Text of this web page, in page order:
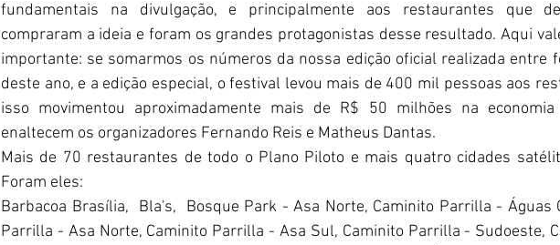
fundamentais na divulgação, e principalmente aos restaurantes que
compraram a ideia e foram os grandes protagonistas desse resultado. Aqui
importante: se somarmos os números da nossa edição oficial realizada entre
deste ano, e a edição especial, o festival levou mais de 400 mil pessoas aos
isso movimentou aproximadamente mais de R$ 50 milhões na
enaltecem os organizadores Fernando Reis e Matheus Dantas.
Mais de 70 restaurantes de todo o Plano Piloto e mais quatro cidades
Foram eles:
Barbacoa Brasília,  Bla's,  Bosque Park - Asa Norte, Caminito Parrilla - Águas
Parrilla - Asa Norte, Caminito Parrilla - Asa Sul, Caminito Parrilla - Sudoeste,